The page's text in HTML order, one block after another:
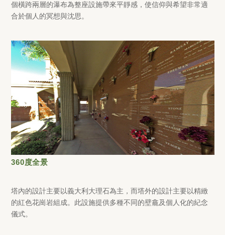
個橫跨兩層的瀑布為整座設施帶來平靜感，使信仰與希望非常適
合於個人的冥想與沈思。
360度全景
塔內的設計主要以義大利大理石為主，而塔外的設計主要以精緻
的紅色花崗岩組成。此設施提供多種不同的壁龕及個人化的紀念
儀式。